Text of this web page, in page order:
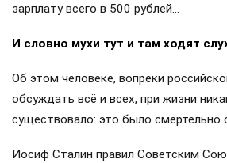
зарплату всего в 500 рублей…
И словно мухи тут и там ходят
Об этом человеке, вопреки
обсуждать всё и всех, при жизни
существовало: это было смертельно
Иосиф Сталин правил Советским